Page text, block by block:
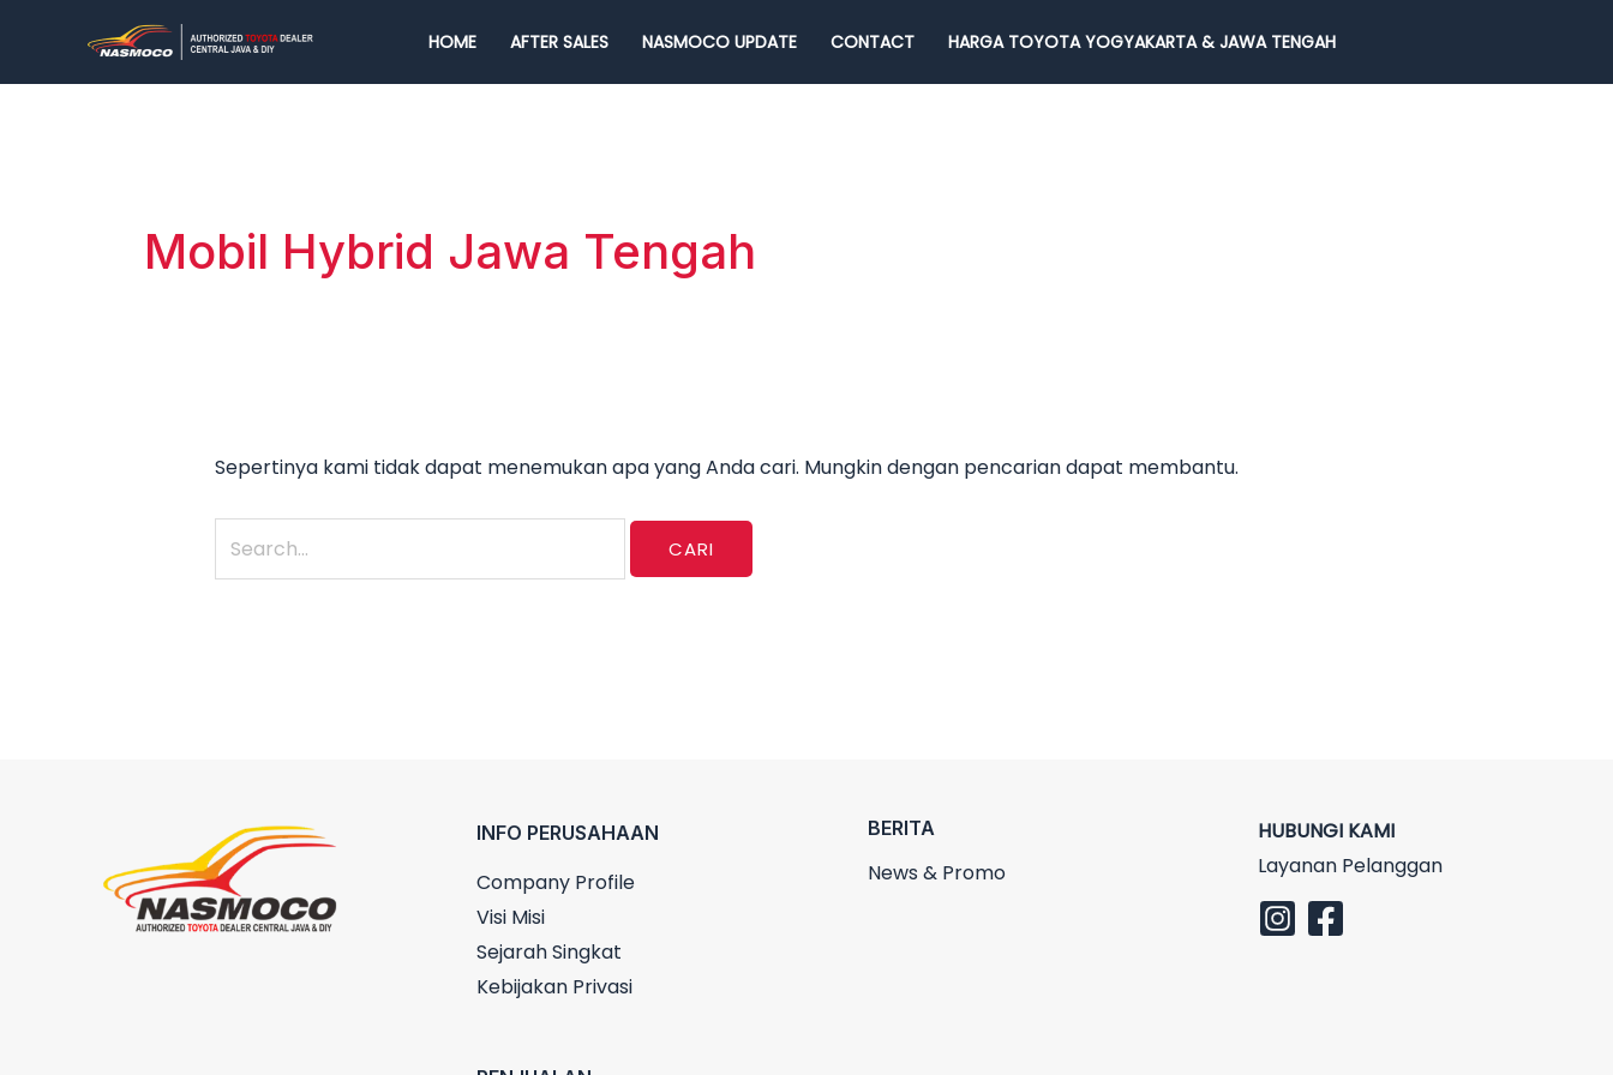
konten
HOME AFTER SALES NASMOCO UPDATE CONTACT HARGA TOYOTA YOGYAKARTA & JAWA TENGAH
Mobil Hybrid Jawa Tengah
Sepertinya kami tidak dapat menemukan apa yang Anda cari. Mungkin dengan pencarian dapat membantu.
untuk:
INFO PERUSAHAAN
Company Profile
Visi Misi
Sejarah Singkat
Kebijakan Privasi
BERITA
News & Promo
HUBUNGI KAMI
Layanan Pelanggan